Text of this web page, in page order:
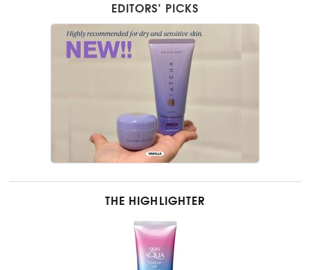
EDITORS’ PICKS
THE HIGHLIGHTER